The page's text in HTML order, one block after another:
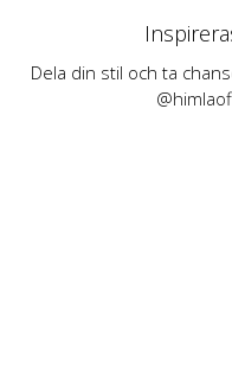
Dela din stil och ta